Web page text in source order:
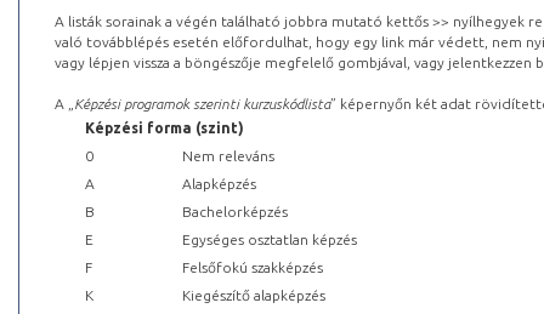
A listák sorainak a végén található jobbra mutató kettős >> nyílhegyek
való továbblépés esetén előfordulhat, hogy egy link már védett, nem
vagy lépjen vissza a böngészője megfelelő gombjával, vagy
A „ Képzési programok szerinti kurzuskódlista” képernyőn két adat
Képzési forma (szint)
0
Nem releváns
A
Alapképzés
B
Bachelorképzés
E
Egységes osztatlan képzés
F
Felsőfokú szakképzés
K
Kiegészítő alapképzés